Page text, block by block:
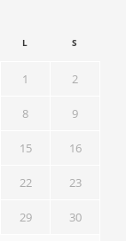
L S
1 2
8 9
15 16
22 23
29 30